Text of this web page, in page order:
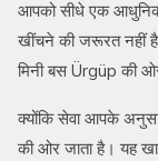
आपको सीधे एक
खींचने की जरूरत नहीं
मिनी बस Ürgüp की
क्योंकि सेवा आपके
की ओर जाता है। यह